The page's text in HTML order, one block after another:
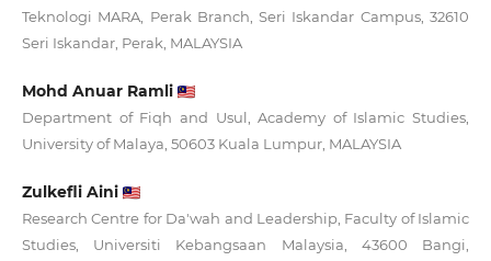
Teknologi MARA, Perak Branch, Seri Iskandar Campus, 32610
Seri Iskandar, Perak, MALAYSIA
Mohd Anuar Ramli
Department of Fiqh and Usul, Academy of Islamic Studies,
University of Malaya, 50603 Kuala Lumpur, MALAYSIA
Zulkefli Aini
Research Centre for Da'wah and Leadership, Faculty of Islamic
Studies, Universiti Kebangsaan Malaysia, 43600 Bangi,